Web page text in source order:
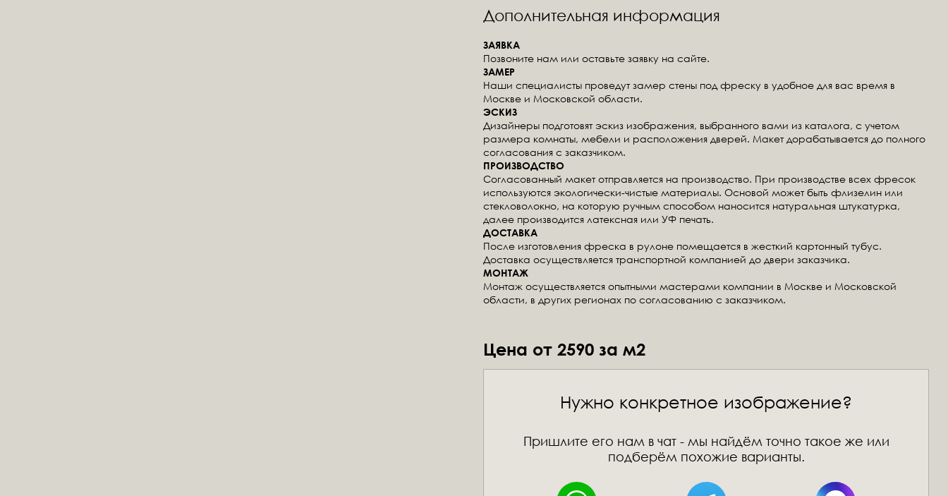
Дополнительная информация
ЗАЯВКА
Позвоните нам или оставьте заявку на сайте.
ЗАМЕР
Наши специалисты проведут замер стены под фреску в удобное для вас время в
Москве и Московской области.
ЭСКИЗ
Дизайнеры подготовят эскиз изображения, выбранного вами из каталога, с учетом
размера комнаты, мебели и расположения дверей. Макет дорабатывается до полного
согласования с заказчиком.
ПРОИЗВОДСТВО
Согласованный макет отправляется на производство. При производстве всех фресок
используются экологически-чистые материалы. Основой может быть флизелин или
стекловолокно, на которую ручным способом наносится натуральная штукатурка,
далее производится латексная или УФ печать.
ДОСТАВКА
После изготовления фреска в рулоне помещается в жесткий картонный тубус.
Доставка осуществляется транспортной компанией до двери заказчика.
МОНТАЖ
Монтаж осуществляется опытными мастерами компании в Москве и Московской
области, в других регионах по согласованию с заказчиком.
Цена от 2590 за м2
Нужно конкретное изображение?
Пришлите его нам в чат - мы найдём точно такое же или
подберём похожие варианты.